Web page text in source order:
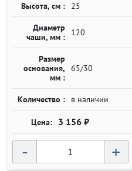
Высота, см : 25
Диаметр
чаши, мм :
120
Размер
основания,
мм :
65/30
Количество : в наличии
3 156 ₽
- +